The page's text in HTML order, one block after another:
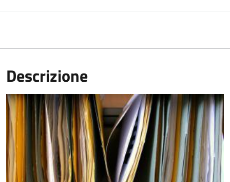
Descrizione